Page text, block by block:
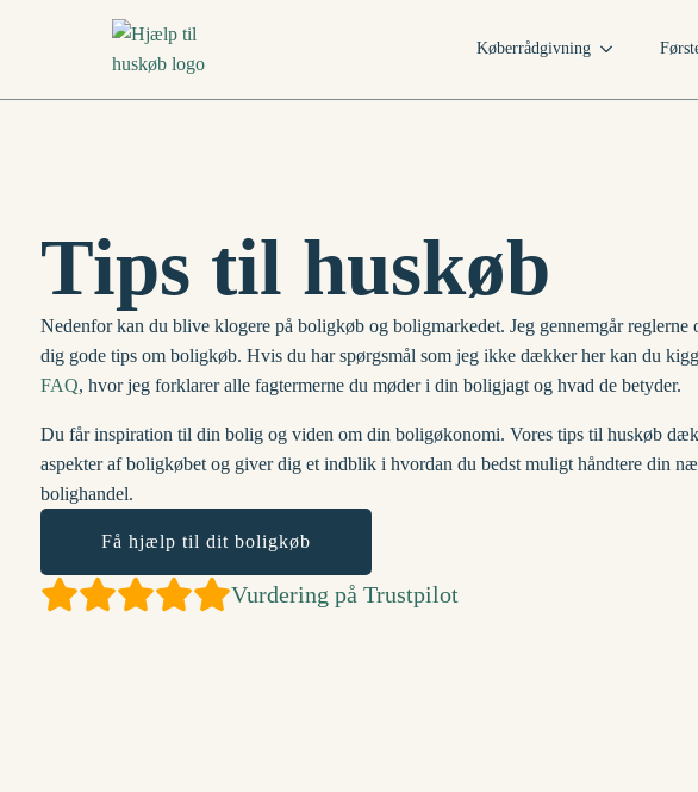
Køberrådgivning
Tips til huskøb
Nedenfor kan du blive klogere på boligkøb og boligmarkedet. Jeg gennemgår reglerne
dig gode tips om boligkøb. Hvis du har spørgsmål som jeg ikke dækker her kan du
FAQ, hvor jeg forklarer alle fagtermerne du møder i din boligjagt og hvad de betyder.
Du får inspiration til din bolig og viden om din boligøkonomi. Vores tips til huskøb
aspekter af boligkøbet og giver dig et indblik i hvordan du bedst muligt håndtere din
bolighandel.
Få hjælp til dit boligkøb
Vurdering på Trustpilot